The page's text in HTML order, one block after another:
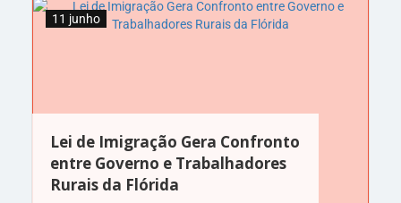
Lei de Imigração Gera Confronto
entre Governo e Trabalhadores
Rurais da Flórida
11 junho